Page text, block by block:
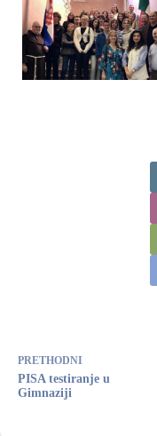
PRETHODNI
PISA testiranje u
Gimnaziji